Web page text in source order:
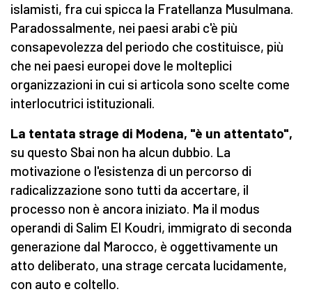
islamisti, fra cui spicca la Fratellanza Musulmana.
Paradossalmente, nei paesi arabi c'è più
consapevolezza del periodo che costituisce, più
che nei paesi europei dove le molteplici
organizzazioni in cui si articola sono scelte come
interlocutrici istituzionali.
La tentata strage di Modena, "è un attentato",
su questo Sbai non ha alcun dubbio. La
motivazione o l'esistenza di un percorso di
radicalizzazione sono tutti da accertare, il
processo non è ancora iniziato. Ma il modus
operandi di Salim El Koudri, immigrato di seconda
generazione dal Marocco, è oggettivamente un
atto deliberato, una strage cercata lucidamente,
con auto e coltello.